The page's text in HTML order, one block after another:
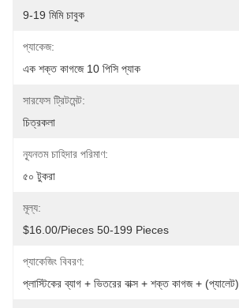
9-19 মিমি চাবুক
প্যাকেজ:
এক শক্ত কাগজে 10 পিসি প্যাক
সারফেস ট্রিটমেন্ট:
চিত্রকলা
ন্যূনতম চাহিদার পরিমাণ:
৫০ টুকরা
মূল্য:
$16.00/pieces 50-199 Pieces
প্যাকেজিং বিবরণ:
প্লাস্টিকের ব্যাগ + ভিতরের বাক্স + শক্ত কাগজ + (প্যালেট)